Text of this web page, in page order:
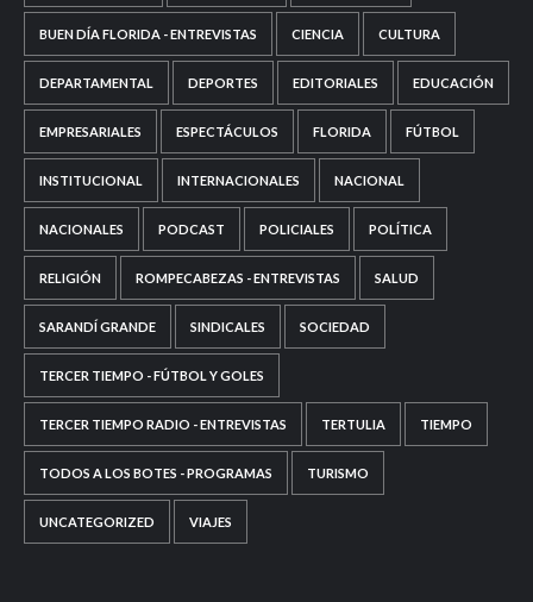
BUEN DÍA FLORIDA - ENTREVISTAS CIENCIA CULTURA
DEPARTAMENTAL DEPORTES EDITORIALES EDUCACIÓN
EMPRESARIALES ESPECTÁCULOS FLORIDA FÚTBOL
INSTITUCIONAL INTERNACIONALES NACIONAL
NACIONALES PODCAST POLICIALES POLÍTICA
RELIGIÓN ROMPECABEZAS - ENTREVISTAS SALUD
SARANDÍ GRANDE SINDICALES SOCIEDAD
TERCER TIEMPO - FÚTBOL Y GOLES
TERCER TIEMPO RADIO - ENTREVISTAS TERTULIA TIEMPO
TODOS A LOS BOTES - PROGRAMAS TURISMO
UNCATEGORIZED VIAJES